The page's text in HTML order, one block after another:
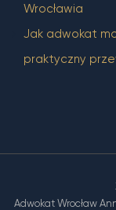
Wrocławia
Jak adwokat
praktyczny
Adwokat Wrocław